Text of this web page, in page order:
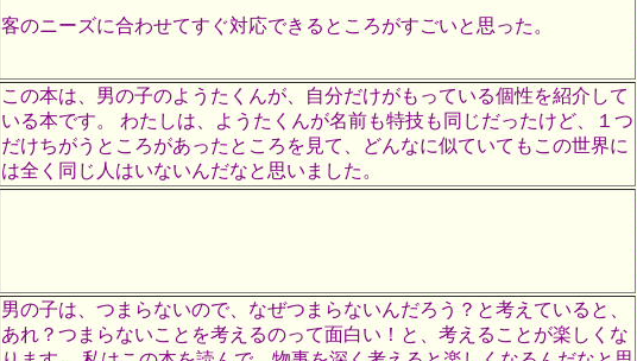
客のニーズに合わせてすぐ対応できるところがすごいと思った。
この本は、男の子のようたくんが、自分だけがもっている個性を紹介して
いる本です。 わたしは、ようたくんが名前も特技も同じだったけど、１つ
だけちがうところがあったところを見て、どんなに似ていてもこの世界に
は全く同じ人はいないんだなと思いました。
男の子は、つまらないので、なぜつまらないんだろう？と考えていると、
あれ？つまらないことを考えるのって面白い！と、考えることが楽しくな